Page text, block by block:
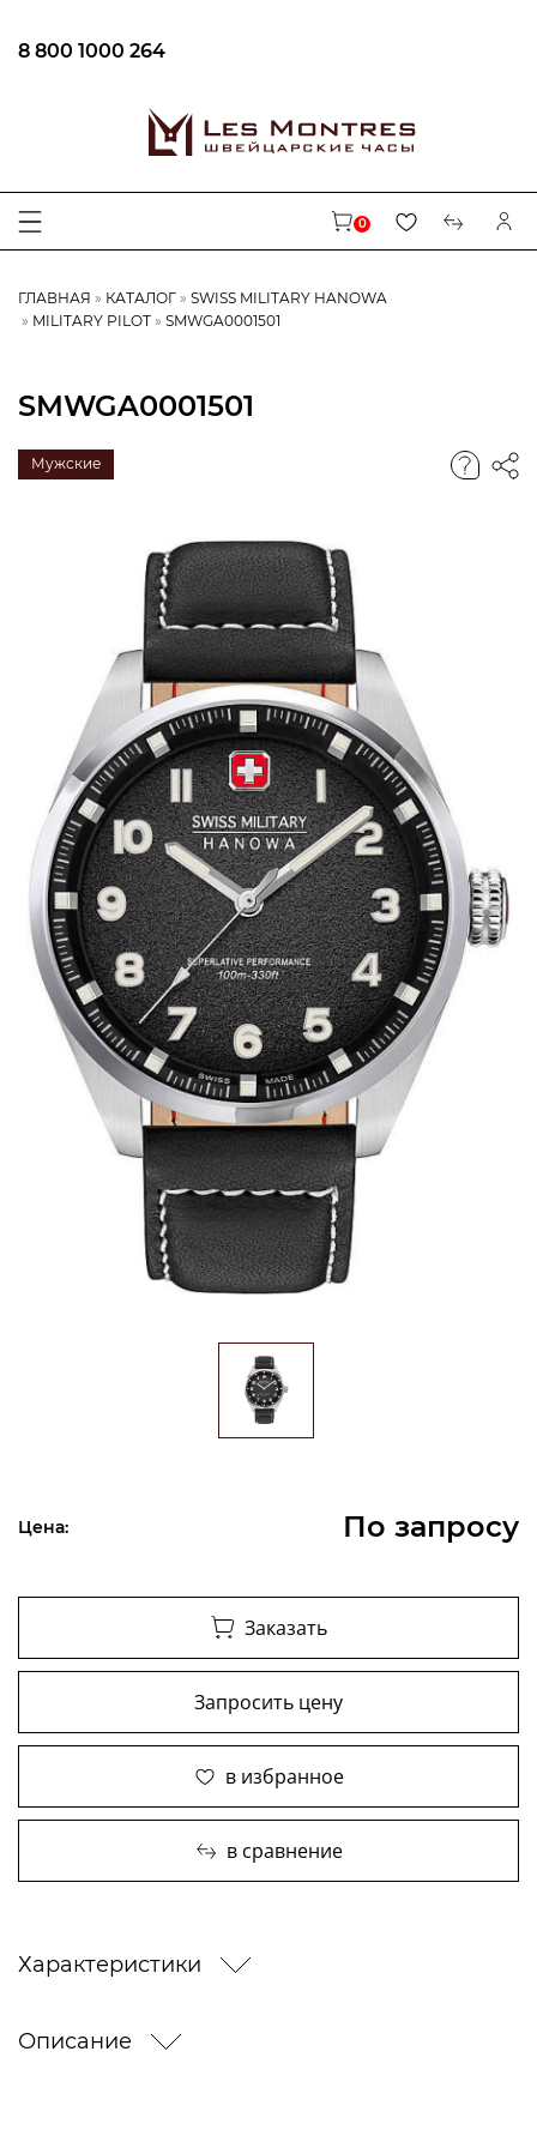
8 800 1000 264
0
ГЛАВНАЯ КАТАЛОГ
SWISS MILITARY HANOWA
MILITARY PILOT
SMWGA0001501
SMWGA0001501
Мужские
Цена: По запросу
Заказать
Запросить цену
в избранное
в сравнение
Характеристики
Описание